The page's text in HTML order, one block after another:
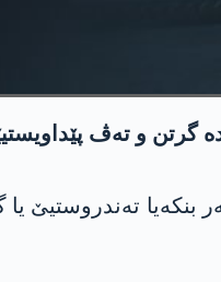
گرتن و ته‌ڤ
ته‌ندروستیێ یا